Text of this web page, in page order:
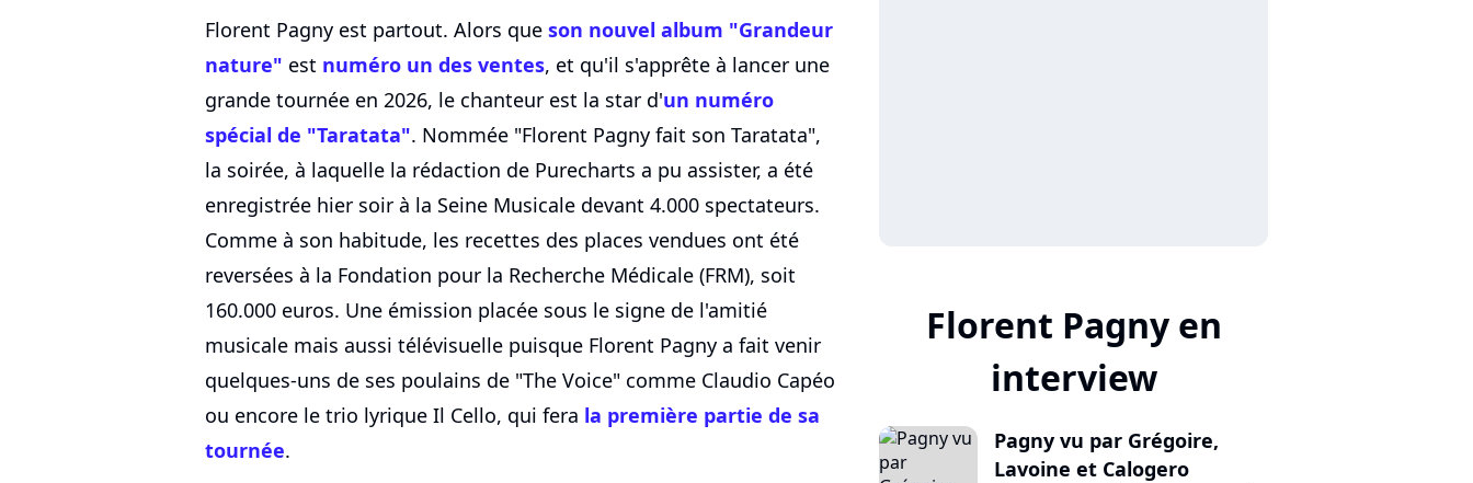
Florent Pagny est partout. Alors que son nouvel album "Grandeur
nature" est numéro un des ventes, et qu'il s'apprête à lancer une
grande tournée en 2026, le chanteur est la star d'un numéro
spécial de "Taratata". Nommée "Florent Pagny fait son Taratata",
la soirée, à laquelle la rédaction de Purecharts a pu assister, a été
enregistrée hier soir à la Seine Musicale devant 4.000 spectateurs.
Comme à son habitude, les recettes des places vendues ont été
reversées à la Fondation pour la Recherche Médicale (FRM), soit
160.000 euros. Une émission placée sous le signe de l'amitié
musicale mais aussi télévisuelle puisque Florent Pagny a fait venir
quelques-uns de ses poulains de "The Voice" comme Claudio Capéo
ou encore le trio lyrique Il Cello, qui fera la première partie de sa
tournée.
Florent Pagny en
interview
Pagny vu par Grégoire,
Lavoine et Calogero